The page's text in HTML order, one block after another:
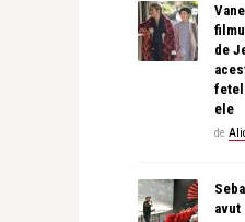
de
ele
de
avut